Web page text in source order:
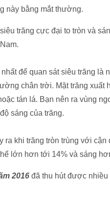
này bằng mắt thường.
trăng cực đại to tròn và
để quan sát siêu trăng là
chân trời. Mặt trăng xuất
tán lá. Bạn nên ra vùng
sáng của trăng.
ra khi trăng tròn trùng với
lớn hơn tới 14% và sáng
2016 đã thu hút được nhiều